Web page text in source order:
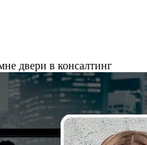
двери в консалтинг